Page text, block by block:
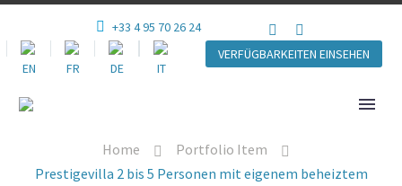
+33 4 95 70 26 24
VERFÜGBARKEITEN EINSEHEN
Home
Portfolio Item
Prestigevilla 2 bis 5 Personen mit eigenem beheiztem